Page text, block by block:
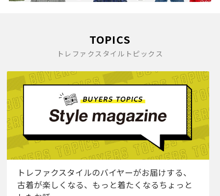
TOPICS
トレファクスタイルトピックス
トレファクスタイルのバイヤーがお届けする、
古着が楽しくなる、もっと着たくなるちょっと